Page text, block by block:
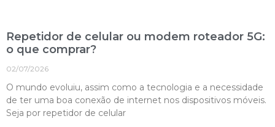
Repetidor de celular ou modem roteador 5G:
o que comprar?
02/07/2026
O mundo evoluiu, assim como a tecnologia e a necessidade
de ter uma boa conexão de internet nos dispositivos móveis.
Seja por repetidor de celular